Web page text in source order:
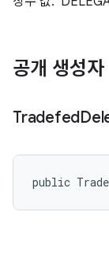
공개 생성자
Tradefed
public